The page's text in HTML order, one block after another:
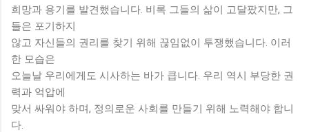
희망과 용기를 발견했습니다. 비록 그들의 삶이 고달팠지만, 그
들은 포기하지
않고 자신들의 권리를 찾기 위해 끊임없이 투쟁했습니다. 이러
한 모습은
오늘날 우리에게도 시사하는 바가 큽니다. 우리 역시 부당한 권
력과 억압에
맞서 싸워야 하며, 정의로운 사회를 만들기 위해 노력해야 합니
다.